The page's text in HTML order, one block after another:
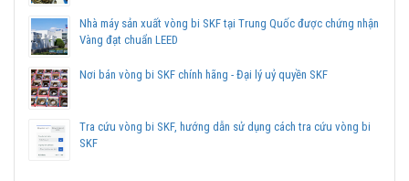
Nhà máy sản xuất vòng bi SKF tại Trung Quốc được chứng nhận
Vàng đạt chuẩn LEED
Nơi bán vòng bi SKF chính hãng - Đại lý uỷ quyền SKF
Tra cứu vòng bi SKF, hướng dẫn sử dụng cách tra cứu vòng bi
SKF